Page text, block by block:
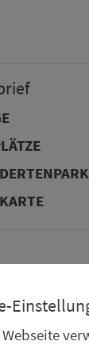
Webseite